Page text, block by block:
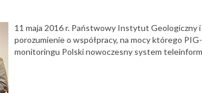
11 maja 2016 r. Państwowy Instytut Geologiczny
porozumienie o współpracy, na mocy którego
monitoringu Polski nowoczesny system